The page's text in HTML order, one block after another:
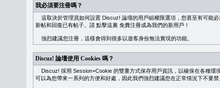
我必須要注冊嗎？
這取決於管理員如何設置 Discuz! 論壇的用戶組權限選項，您甚至有可能
新帖和回復已有帖子。請 點擊這裏 免費注冊成為我們的新用戶！
強烈建議您注冊，這樣會得到很多以遊客身份無法實現的功能。
Discuz! 論壇使用 Cookies 嗎？
Discuz! 採用 Session+Cookie 的雙重方式保存用戶資訊，以確保在各種環
可以為您帶來一系列的方便和好處，因此我們強烈建議您在正常情況下不要